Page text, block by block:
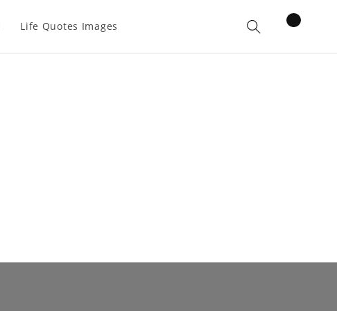
Life Quotes Images Cart
items